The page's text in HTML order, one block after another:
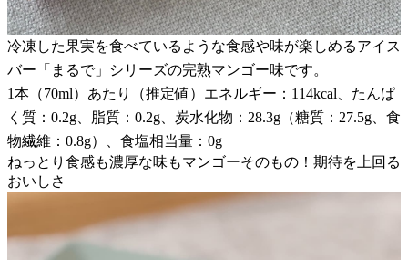
冷凍した果実を食べているような食感や味が楽しめるアイス
バー「まるで」シリーズの完熟マンゴー味です。
1本（70ml）あたり（推定値）エネルギー：114kcal、たんぱ
く質：0.2g、脂質：0.2g、炭水化物：28.3g（糖質：27.5g、食
物繊維：0.8g）、食塩相当量：0g
ねっとり食感も濃厚な味もマンゴーそのもの！期待を上回る
おいしさ